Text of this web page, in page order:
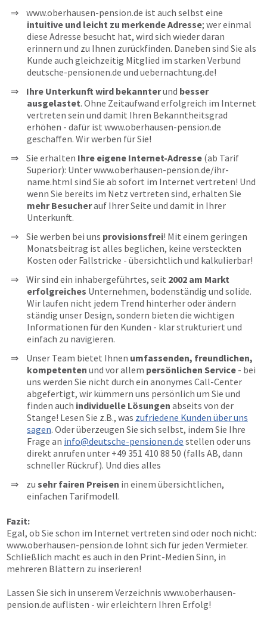
www.oberhausen-pension.de ist auch selbst eine
intuitive und leicht zu merkende Adresse; wer einmal
diese Adresse besucht hat, wird sich wieder daran
erinnern und zu Ihnen zurückfinden. Daneben sind Sie als
Kunde auch gleichzeitig Mitglied im starken Verbund
deutsche-pensionen.de und uebernachtung.de!
Ihre Unterkunft wird bekannterund besser
ausgelastet. Ohne Zeitaufwand erfolgreich im Internet
vertreten sein und damit Ihren Bekanntheitsgrad
erhöhen - dafür ist www.oberhausen-pension.de
geschaffen. Wir werben für Sie!
Sie erhalten Ihre eigene Internet-Adresse (ab Tarif
Superior): Unter www.oberhausen-pension.de/ihr-
name.html sind Sie ab sofort im Internet vertreten! Und
wenn Sie bereits im Netz vertreten sind, erhalten Sie
mehr Besucherauf Ihrer Seite und damit in Ihrer
Unterkunft.
Sie werben bei uns provisionsfrei! Mit einem geringen
Monatsbeitrag ist alles beglichen, keine versteckten
Kosten oder Fallstricke - übersichtlich und kalkulierbar!
Wir sind ein inhabergeführtes, seit 2002 am Markt
erfolgreiches Unternehmen, bodenständig und solide.
Wir laufen nicht jedem Trend hinterher oder ändern
ständig unser Design, sondern bieten die wichtigen
Informationen für den Kunden - klar strukturiert und
einfach zu navigieren.
Unser Team bietet Ihnen umfassenden, freundlichen,
kompetenten und vor allem persönlichen Service - bei
uns werden Sie nicht durch ein anonymes Call-Center
abgefertigt, wir kümmern uns persönlich um Sie und
finden auch individuelle Lösungen abseits von der
Stange! Lesen Sie z.B., was zufriedene Kunden über uns
sagen. Oder überzeugen Sie sich selbst, indem Sie Ihre
Frage an info@deutsche-pensionen.de stellen oder uns
direkt anrufen unter +49 351 410 88 50 (falls AB, dann
schneller Rückruf). Und dies alles
zu sehr fairen Preisen in einem übersichtlichen,
einfachen Tarifmodell.
Fazit:
Egal, ob Sie schon im Internet vertreten sind oder noch nicht:
www.oberhausen-pension.de lohnt sich für jeden Vermieter.
Schließlich macht es auch in den Print-Medien Sinn, in
mehreren Blättern zu inserieren!
Lassen Sie sich in unserem Verzeichnis www.oberhausen-
pension.de auflisten - wir erleichtern Ihren Erfolg!